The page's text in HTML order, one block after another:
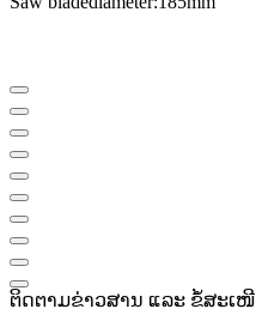
ຕິດຕາມຂ່າວສານ ແລະ ຂໍ້ສະເໜີ